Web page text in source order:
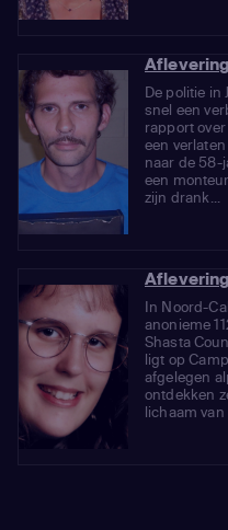
De politie in
snel een
rapport
een
naar de 58-
een
zijn drank...
In Noord-
anonieme
Shasta
ligt op
afgelegen
ontdekken
lichaam